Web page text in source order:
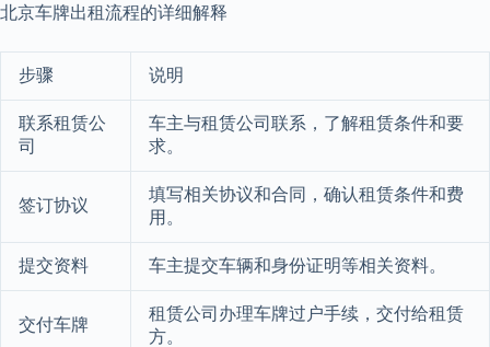
北京车牌出租流程的详细解释
步骤 说明
联系租赁公
司
车主与租赁公司联系，了解租赁条件和要
求。
签订协议
填写相关协议和合同，确认租赁条件和费
用。
提交资料 车主提交车辆和身份证明等相关资料。
交付车牌
租赁公司办理车牌过户手续，交付给租赁
方。